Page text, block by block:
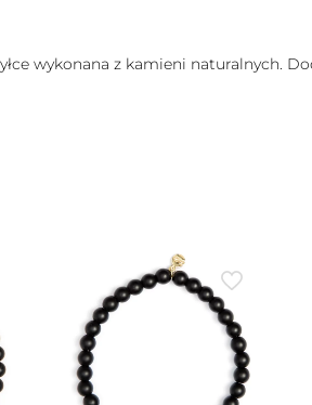
wykonana z kamieni naturalnych.